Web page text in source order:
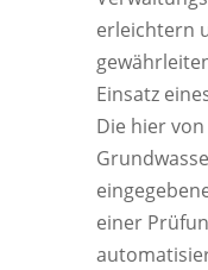
erleichtern
Einsatz
Die hier
einer